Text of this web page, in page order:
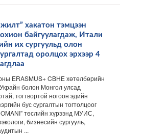
хакатон тэмцээн
байгуулагдаж, Итали
их сургуульд олон
оролцох эрхээр 4
ERASMUS+ CBHE хөтөлбөрийн
болон Монгол улсад
тогтвортой ногоон эдийн
бус сургалтын тогтолцоог
төслийн хүрээнд МУИС,
бизнесийн сургууль,
...